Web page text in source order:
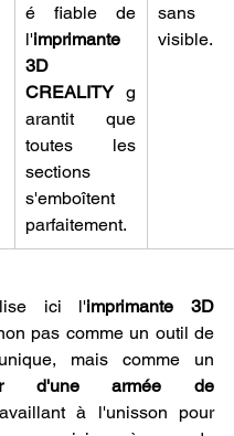
é fiable de
l'imprimante
3D
CREALITY g
arantit que
toutes les
sections
s'emboîtent
parfaitement.
sans
visible.
ici l'imprimante 3D
pas comme un outil de
d'une armée de
à l'unisson pour